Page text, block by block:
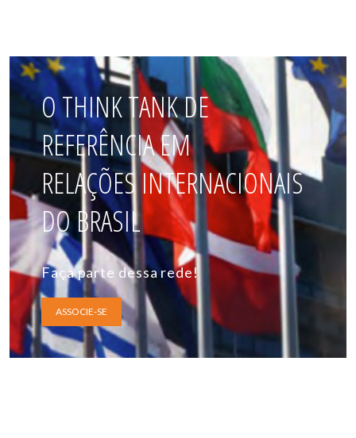
O THINK TANK DE
REFERÊNCIA EM
RELAÇÕES INTERNACIONAIS
DO BRASIL
Faça parte dessa rede!
ASSOCIE-SE